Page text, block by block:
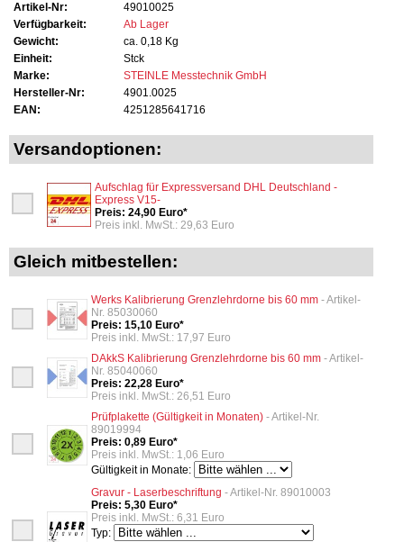
Artikel-Nr:
49010025
Verfügbarkeit:
Ab Lager
Gewicht:
ca. 0,18 Kg
Einheit:
Stck
Marke:
STEINLE Messtechnik GmbH
Hersteller-Nr:
4901.0025
EAN:
4251285641716
Versandoptionen:
Aufschlag für Expressversand DHL Deutschland -
Express V15-
Preis: 24,90 Euro*
Preis inkl. MwSt.: 29,63 Euro
Gleich mitbestellen:
Werks Kalibrierung Grenzlehrdorne bis 60 mm - Artikel-
Nr. 85030060
Preis: 15,10 Euro*
Preis inkl. MwSt.: 17,97 Euro
DAkkS Kalibrierung Grenzlehrdorne bis 60 mm - Artikel-
Nr. 85040060
Preis: 22,28 Euro*
Preis inkl. MwSt.: 26,51 Euro
Prüfplakette (Gültigkeit in Monaten) - Artikel-Nr.
89019994
Preis: 0,89 Euro*
Preis inkl. MwSt.: 1,06 Euro
Gültigkeit in Monate:
Gravur - Laserbeschriftung - Artikel-Nr. 89010003
Preis: 5,30 Euro*
Preis inkl. MwSt.: 6,31 Euro
Typ: